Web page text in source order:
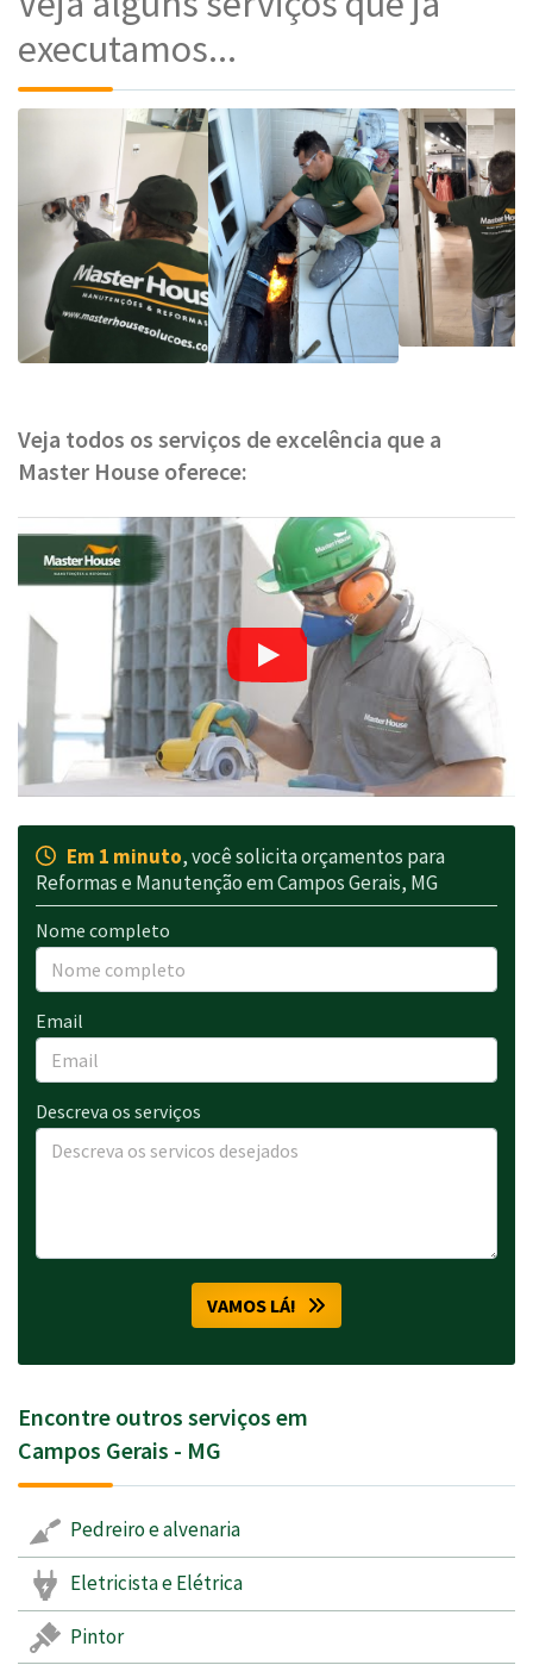
executamos...
Veja todos os serviços de excelência que a
Master House oferece:
Em 1 minuto, você solicita orçamentos para
Reformas e Manutenção em Campos Gerais, MG
Nome completo
Email
Descreva os serviços
VAMOS LÁ!
Encontre outros serviços em
Campos Gerais - MG
Pedreiro e alvenaria
Eletricista e Elétrica
Pintor